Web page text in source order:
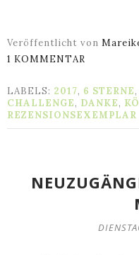
Veröffentlicht von
1 KOMMENTAR
LABELS: 2017, 6 STERNE,
CHALLENGE, DANKE,
REZENSIONSEXEMPLAR